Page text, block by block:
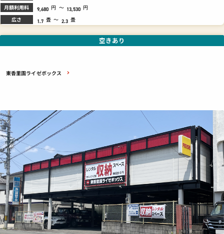
月額利用料 9,680 円 ～ 13,530 円
広さ 1.7 畳 ～ 2.3 畳
東香里園ライゼボックス
空きあり